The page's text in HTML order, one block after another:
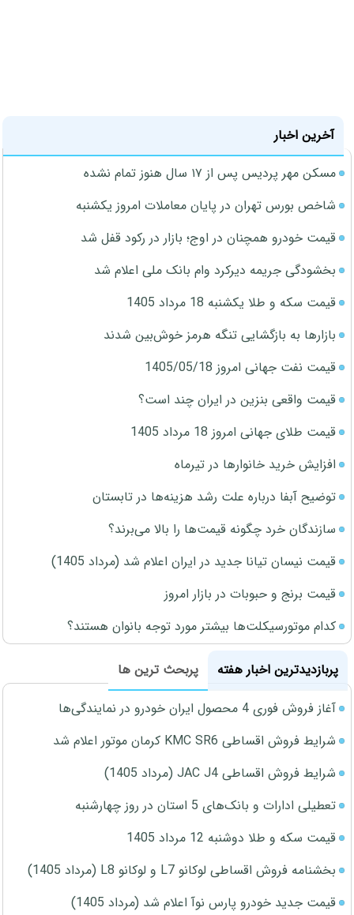
آخرین اخبار
مسکن مهر پردیس پس از ۱۷ سال هنوز تمام نشده
شاخص بورس تهران در پایان معاملات امروز یکشنبه
قیمت خودرو همچنان در اوج؛ بازار در رکود قفل شد
بخشودگی جریمه دیرکرد وام بانک ملی اعلام شد
قیمت سکه و طلا یکشنبه 18 مرداد 1405
بازارها به بازگشایی تنگه هرمز خوش‌بین شدند
قیمت نفت جهانی امروز 1405/05/18
قیمت واقعی بنزین در ایران چند است؟
قیمت طلای جهانی امروز 18 مرداد 1405
افزایش خرید خانوارها در تیرماه
توضیح آبفا درباره علت رشد هزینه‌ها در تابستان
سازندگان خرد چگونه قیمت‌ها را بالا می‌برند؟
قیمت نیسان تیانا جدید در ایران اعلام شد (مرداد 1405)
قیمت برنج و حبوبات در بازار امروز
کدام موتورسیکلت‌ها بیشتر مورد توجه بانوان هستند؟
پربازدیدترین اخبار هفته
پربحث ترین ها
آغاز فروش فوری 4 محصول ایران خودرو در نمایندگی‌ها
شرایط فروش اقساطی KMC SR6 کرمان موتور اعلام شد
شرایط فروش اقساطی JAC J4 (مرداد 1405)
تعطیلی ادارات و بانک‌های 5 استان در روز چهارشنبه
قیمت سکه و طلا دوشنبه 12 مرداد 1405
بخشنامه فروش اقساطی لوکانو L7 و لوکانو L8 (مرداد 1405)
قیمت جدید خودرو پارس نوآ اعلام شد (مرداد 1405)